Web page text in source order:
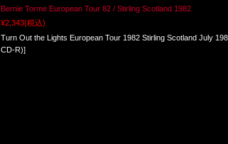
Bernie Torme European Tour 82 / Stirling Scotland 1982
¥2,343(税込)
Turn Out the Lights European Tour 1982 Stirling Scotland July
CD-R)]